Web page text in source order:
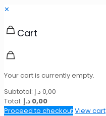
✕
Cart
Your cart is currently empty.
Subtotal:
0,00 د.إ
Total:
0,00 د.إ
Proceed to checkoutView cart